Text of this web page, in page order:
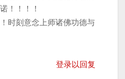
！！！！
时刻意念上师诸佛功德与
登录以回复